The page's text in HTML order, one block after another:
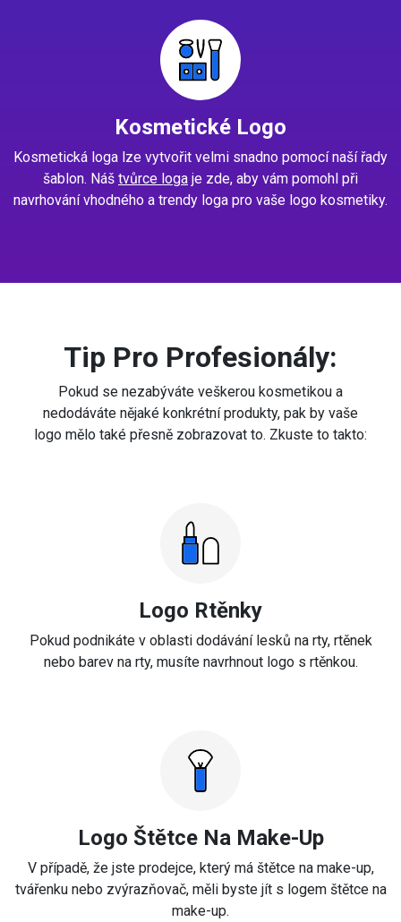
Kosmetické Logo
Kosmetická loga lze vytvořit velmi snadno pomocí naší řady
šablon. Náš tvůrce loga je zde, aby vám pomohl při
navrhování vhodného a trendy loga pro vaše logo kosmetiky.
Tip Pro Profesionály:
Pokud se nezabýváte veškerou kosmetikou a
nedodáváte nějaké konkrétní produkty, pak by vaše
logo mělo také přesně zobrazovat to. Zkuste to takto:
Logo Rtěnky
Pokud podnikáte v oblasti dodávání lesků na rty, rtěnek
nebo barev na rty, musíte navrhnout logo s rtěnkou.
Logo Štětce Na Make-Up
V případě, že jste prodejce, který má štětce na make-up,
tvářenku nebo zvýrazňovač, měli byste jít s logem štětce na
make-up.